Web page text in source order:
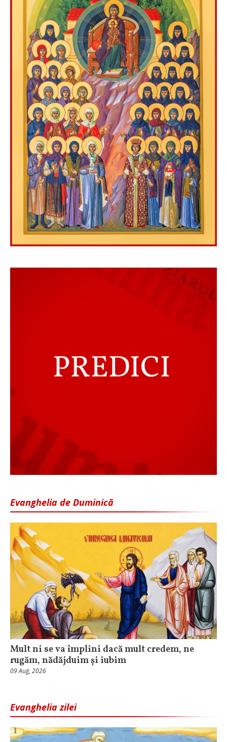
Evanghelia de Duminică
Mult ni se va împlini dacă mult credem, ne
rugăm, nădăjduim și iubim
09 Aug, 2026
Evanghelia zilei